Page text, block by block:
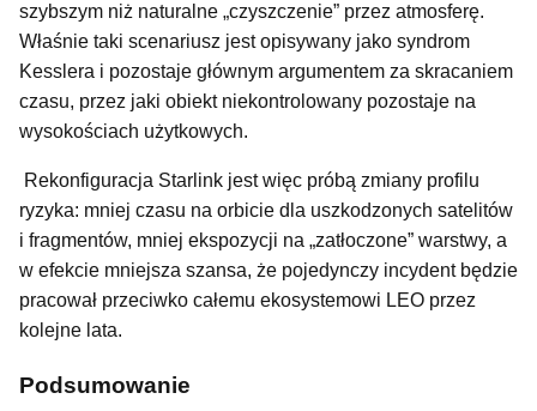
szybszym niż naturalne „czyszczenie” przez atmosferę.
Właśnie taki scenariusz jest opisywany jako syndrom
Kesslera i pozostaje głównym argumentem za skracaniem
czasu, przez jaki obiekt niekontrolowany pozostaje na
wysokościach użytkowych.
Rekonfiguracja Starlink jest więc próbą zmiany profilu
ryzyka: mniej czasu na orbicie dla uszkodzonych satelitów
i fragmentów, mniej ekspozycji na „zatłoczone” warstwy, a
w efekcie mniejsza szansa, że pojedynczy incydent będzie
pracował przeciwko całemu ekosystemowi LEO przez
kolejne lata.
Podsumowanie